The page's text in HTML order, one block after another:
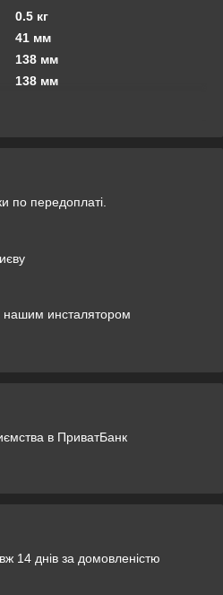
0.5 кг
41 мм
138 мм
138 мм
по передоплаті.
нашим инсталятором
в ПриватБанк
14 днів за домовленістю